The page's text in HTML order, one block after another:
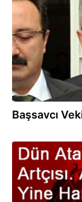
Başsavcı
17.01.2014